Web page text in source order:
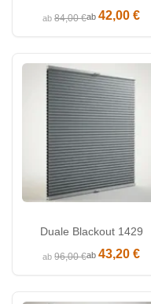
ab84,00 €ab42,00 €
Duale Blackout 1429
ab96,00 €ab43,20 €